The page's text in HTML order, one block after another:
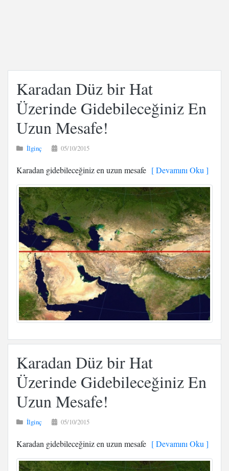
Karadan Düz bir Hat
Üzerinde Gidebileceğiniz En
Uzun Mesafe!
İlginç 05/10/2015
Karadan gidebileceğiniz en uzun mesafe [ Devamını Oku ]
Karadan Düz bir Hat
Üzerinde Gidebileceğiniz En
Uzun Mesafe!
İlginç 05/10/2015
Karadan gidebileceğiniz en uzun mesafe [ Devamını Oku ]